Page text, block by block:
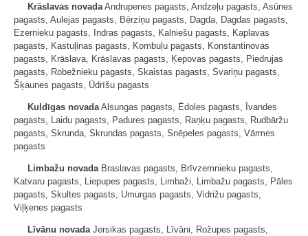
Krāslavas novada Andrupenes pagasts, Andzeļu pagasts, Asūnes
pagasts, Aulejas pagasts, Bērziņu pagasts, Dagda, Dagdas pagasts,
Ezernieku pagasts, Indras pagasts, Kalniešu pagasts, Kaplavas
pagasts, Kastuļinas pagasts, Kombuļu pagasts, Konstantinovas
pagasts, Krāslava, Krāslavas pagasts, Ķepovas pagasts, Piedrujas
pagasts, Robežnieku pagasts, Skaistas pagasts, Svariņu pagasts,
Šķaunes pagasts, Ūdrīšu pagasts
Kuldīgas novada Alsungas pagasts, Ēdoles pagasts, Īvandes
pagasts, Laidu pagasts, Padures pagasts, Raņķu pagasts, Rudbāržu
pagasts, Skrunda, Skrundas pagasts, Snēpeles pagasts, Vārmes
pagasts
Limbažu novada Braslavas pagasts, Brīvzemnieku pagasts,
Katvaru pagasts, Liepupes pagasts, Limbaži, Limbažu pagasts, Pāles
pagasts, Skultes pagasts, Umurgas pagasts, Vidrižu pagasts,
Viļķenes pagasts
Līvānu novada Jersikas pagasts, Līvāni, Rožupes pagasts,